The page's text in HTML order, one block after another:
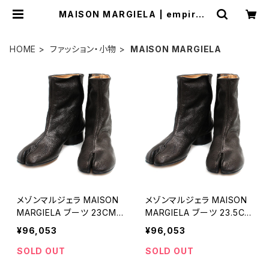
MAISON MARGIELA | empirew
HOME ファッション・小物 MAISON MARGIELA
メゾンマルジェラ MAISON
MARGIELA ブーツ 23CMS
58WU0273PR058T8013
-365 レディース タビ 足袋
Tabi BLACK ブラック
¥96,053
SOLD OUT
メゾンマルジェラ MAISON
MARGIELA ブーツ 23.5C
MS58WU0273PR058T8
013-370 レディース タビ
足袋 Tabi BLACK ブラック
¥96,053
SOLD OUT